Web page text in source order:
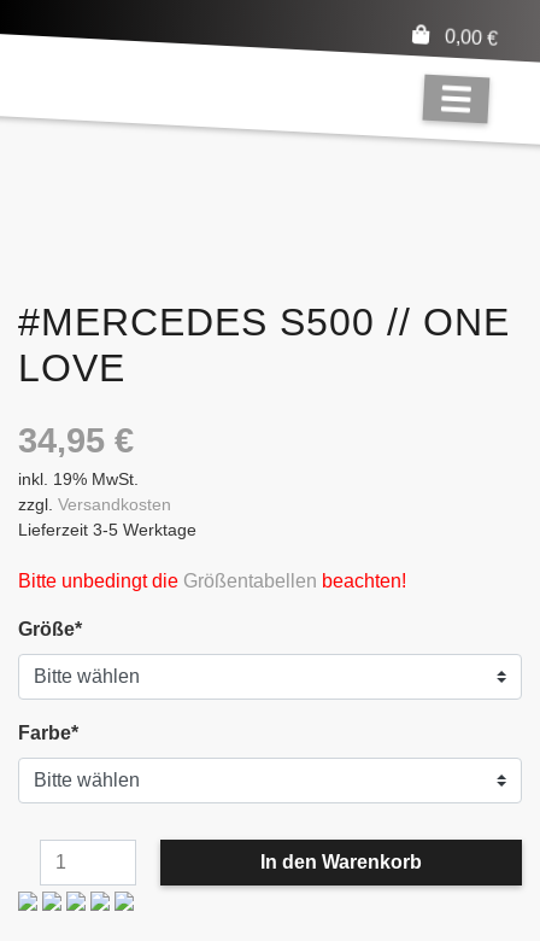
0,00€
#MERCEDES S500 // ONE
LOVE
34,95 €
inkl. 19% MwSt.
zzgl. Versandkosten
Lieferzeit 3-5 Werktage
Bitte unbedingt die Größentabellen beachten!
Größe*
Farbe*